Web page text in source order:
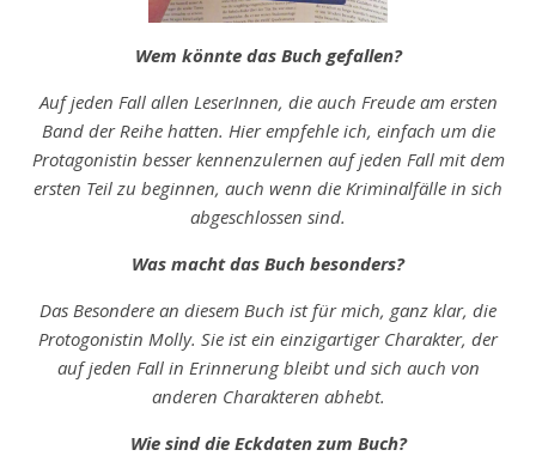
Wem könnte das Buch gefallen?
Auf jeden Fall allen LeserInnen, die auch Freude am ersten
Band der Reihe hatten. Hier empfehle ich, einfach um die
Protagonistin besser kennenzulernen auf jeden Fall mit dem
ersten Teil zu beginnen, auch wenn die Kriminalfälle in sich
abgeschlossen sind.
Was macht das Buch besonders?
Das Besondere an diesem Buch ist für mich, ganz klar, die
Protogonistin Molly. Sie ist ein einzigartiger Charakter, der
auf jeden Fall in Erinnerung bleibt und sich auch von
anderen Charakteren abhebt.
Wie sind die Eckdaten zum Buch?